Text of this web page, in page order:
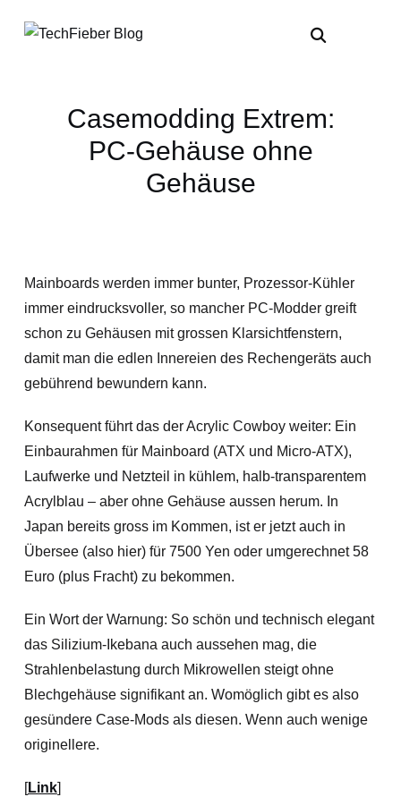
Casemodding Extrem:
PC-Gehäuse ohne
Gehäuse
Mainboards werden immer bunter, Prozessor-Kühler
immer eindrucksvoller, so mancher PC-Modder greift
schon zu Gehäusen mit grossen Klarsichtfenstern,
damit man die edlen Innereien des Rechengeräts auch
gebührend bewundern kann.
Konsequent führt das der Acrylic Cowboy weiter: Ein
Einbaurahmen für Mainboard (ATX und Micro-ATX),
Laufwerke und Netzteil in kühlem, halb-transparentem
Acrylblau – aber ohne Gehäuse aussen herum. In
Japan bereits gross im Kommen, ist er jetzt auch in
Übersee (also hier) für 7500 Yen oder umgerechnet 58
Euro (plus Fracht) zu bekommen.
Ein Wort der Warnung: So schön und technisch elegant
das Silizium-Ikebana auch aussehen mag, die
Strahlenbelastung durch Mikrowellen steigt ohne
Blechgehäuse signifikant an. Womöglich gibt es also
gesündere Case-Mods als diesen. Wenn auch wenige
originellere.
[Link]